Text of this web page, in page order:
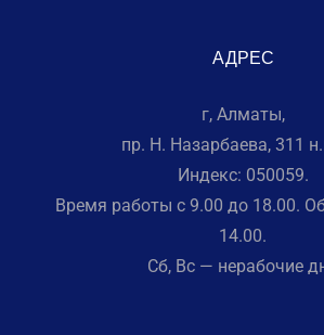
АДРЕС
г, Алматы,
пр. Н. Назарбаева, 311
Индекс: 050059.
Время работы с 9.00 до 18.00.
14.00.
Сб, Вс — нерабочие